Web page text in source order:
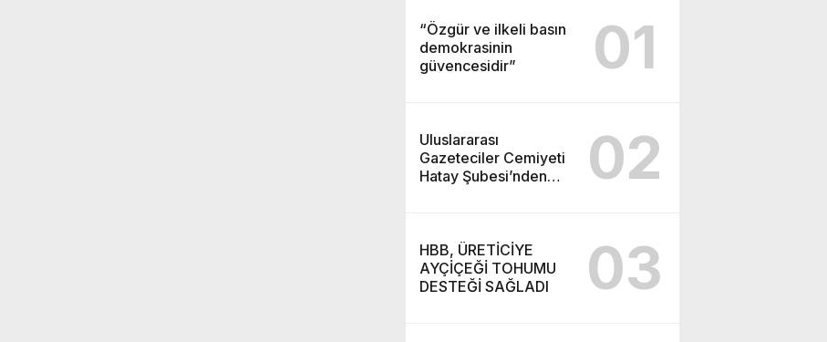
“Özgür ve ilkeli basın
demokrasinin
güvencesidir”
01
Uluslararası
Gazeteciler Cemiyeti
Hatay Şubesi’nden
02
HBB, ÜRETİCİYE
AYÇİÇEĞİ TOHUMU
DESTEĞİ SAĞLADI
03